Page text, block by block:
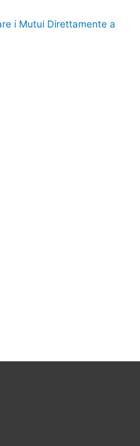
i Mutui Direttamente a